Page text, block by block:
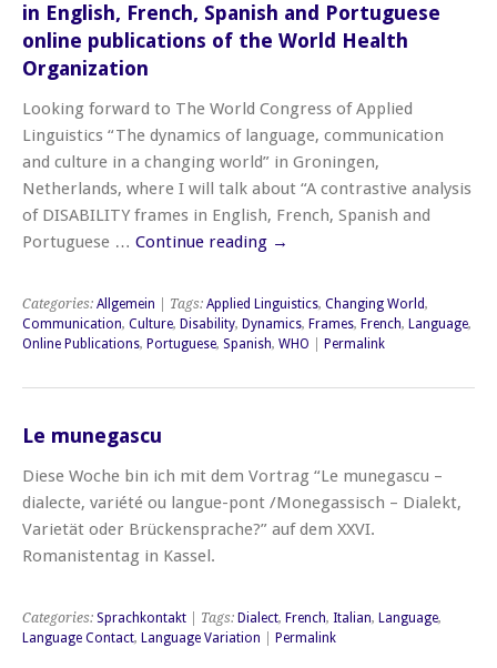
in English, French, Spanish and Portuguese
online publications of the World Health
Organization
Looking forward to The World Congress of Applied
Linguistics “The dynamics of language, communication
and culture in a changing world” in Groningen,
Netherlands, where I will talk about “A contrastive analysis
of DISABILITY frames in English, French, Spanish and
Portuguese … Continue reading →
Categories: Allgemein | Tags: Applied Linguistics, Changing World,
Communication, Culture, Disability, Dynamics, Frames, French, Language,
Online Publications, Portuguese, Spanish, WHO Permalink
Le munegascu
Diese Woche bin ich mit dem Vortrag “Le munegascu –
dialecte, variété ou langue-pont /Monegassisch – Dialekt,
Varietät oder Brückensprache?” auf dem XXVI.
Romanistentag in Kassel.
Categories: Sprachkontakt | Tags: Dialect, French, Italian, Language,
Language Contact, Language Variation Permalink